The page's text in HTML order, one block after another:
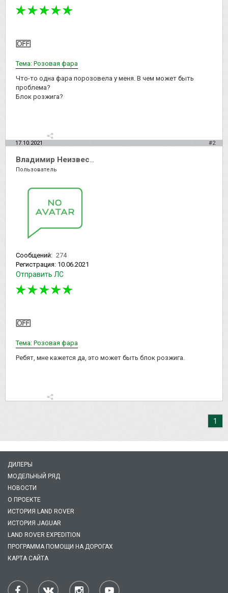
Тема: Розовая фара
Что-то одна фара порозовела у меня. В чем может быть
проблема?
Блок розжига?
17.10.2021 #2
Пользователь
Сообщений: 274
Регистрация: 10.06.2021
Отправить ЛС
Тема: Розовая фара
Ребят, мне кажется да, это может быть блок розжига.
1
ДИЛЕРЫ
МОДЕЛЬНЫЙ РЯД
НОВОСТИ
О ПРОЕКТЕ
ИСТОРИЯ LAND ROVER
ИСТОРИЯ JAGUAR
LAND ROVER EXPEDITION
ПРОГРАММА ПОМОЩИ НА ДОРОГАХ
КАРТА САЙТА